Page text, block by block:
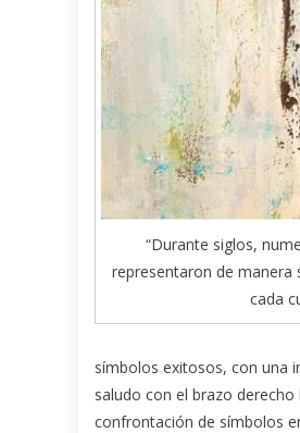
“Durante siglos,
representaron de manera
cada
símbolos exitosos, con una
saludo con el brazo
confrontación de símbolos